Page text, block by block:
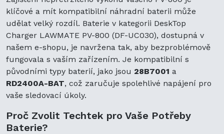
klíčové a mít kompatibilní náhradní baterii může
udělat velký rozdíl. Baterie v kategorii DeskTop
Charger LAWMATE PV-800 (DF-UC030), dostupná v
našem e-shopu, je navržena tak, aby bezproblémově
fungovala s vaším zařízením. Je kompatibilní s
původními typy baterií, jako jsou 28B7001 a
RD2400A-BAT, což zaručuje spolehlivé napájení pro
vaše sledovací úkoly.
Proč Zvolit Techtek pro Vaše Potřeby
Baterie?